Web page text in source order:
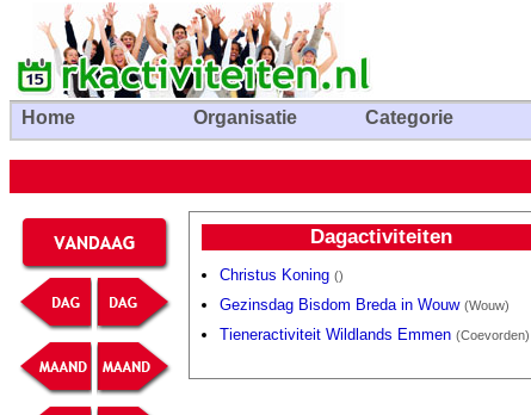
Home Organisatie Categorie
Dagactiviteiten
Christus Koning ()
Gezinsdag Bisdom Breda in Wouw (Wouw)
Tieneractiviteit Wildlands Emmen (Coevorden)